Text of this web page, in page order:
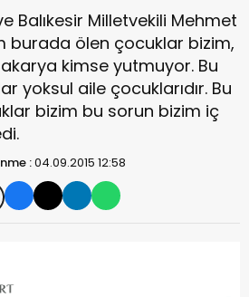
Balıkesir Milletvekili Mehmet
burada ölen çocuklar bizim,
kimse yutmuyor. Bu
yoksul aile çocuklarıdır. Bu
bizim bu sorun bizim iç
:04.09.2015 12:58